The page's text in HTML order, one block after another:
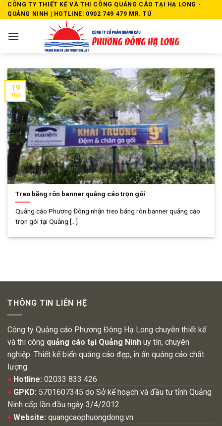
Skip
to
CÔNG TY THIẾT KẾ VÀ THI CÔNG QUẢNG CÁO TẠI HẠ LONG -
QUẢNG NINH | HOTLINE: 0902 749 479 MR. TÚ
Treo băng rôn banner quảng cáo trọn gói
Quảng cáo Phương Đông nhận treo băng rôn banner quảng cáo
trọn gói tại Quảng [...]
19
Th6
THÔNG TIN LIÊN HỆ
Công ty Quảng cáo Phương Đông Hạ Long chuyên thiết kế
và thi công quảng cáo tại Quảng Ninh uy tín, chuyên
nghiệp. Thiết kế biển quảng cáo đẹp, in ấn quảng cáo chất
lượng.
♦ Hotline: 02033 833 426
♦ GPKD: 5701607345 do Sở kế hoạch và đầu tư tỉnh Quảng
Ninh cấp lần đầu ngày 3/4/2012
♦ Website: quangcaophuongdong.vn